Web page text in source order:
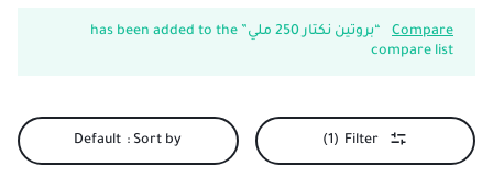
Compare
“بروتين نكتار 250 ملي” has been added to the
compare list
Filter
(1)
Sort by :
Default